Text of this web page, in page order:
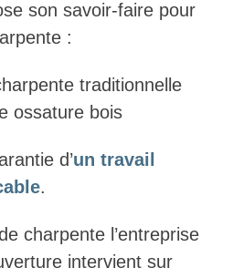
son savoir-faire pour
:
traditionnelle
ossature bois
d’un travail
.
charpente l’entreprise
intervient sur